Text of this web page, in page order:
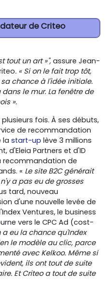
de Criteo
tout un art »", assure Jean-
. « Si on le fait trop tôt,
chance à l'idée initiale.
le mur. La fenêtre de
».
fois. À ses débuts,
de recommandation
la start-up lève 3 millions
d'Eleia Partners et d'ID
recommandation de
« Le site B2C générait
a pas eu de grosses
tard, nouveau
d'une nouvelle levée de
Ventures, le business
vers le CPC Ad (cost-
a eu la chance qu'Index
le modèle au clic, parce
avec Kelkoo. Même si
ils ont tout de suite
Et Criteo a tout de suite